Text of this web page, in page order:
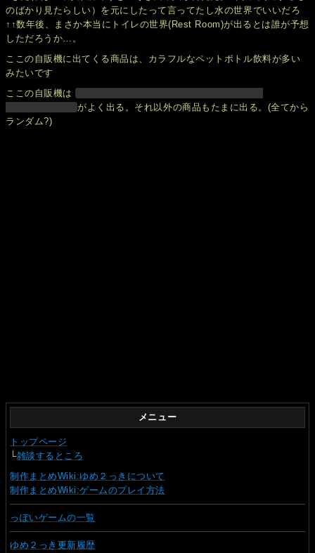
のばかり見たらしい）を元にしたって言ってたし水の世界でいいだろ
↑↑数年後、まさか本当にトイレの世界(Rest Room)が出るとは誰が予想
しただろうか…。
ここの自販機に出てくる商品は、カラフルなペットボトル飲料が多い
みたいです
ここの自販機は
がよく出る。それ以外の商品もたまに出る。(全てから
ランダム?)
メニュー
トップページ
└雑談するところ
制作まとめWiki:ゆめ２っきについて
制作まとめWiki:ゲームのプレイ方法
っぽいゲームの一覧
ゆめ２っき更新履歴